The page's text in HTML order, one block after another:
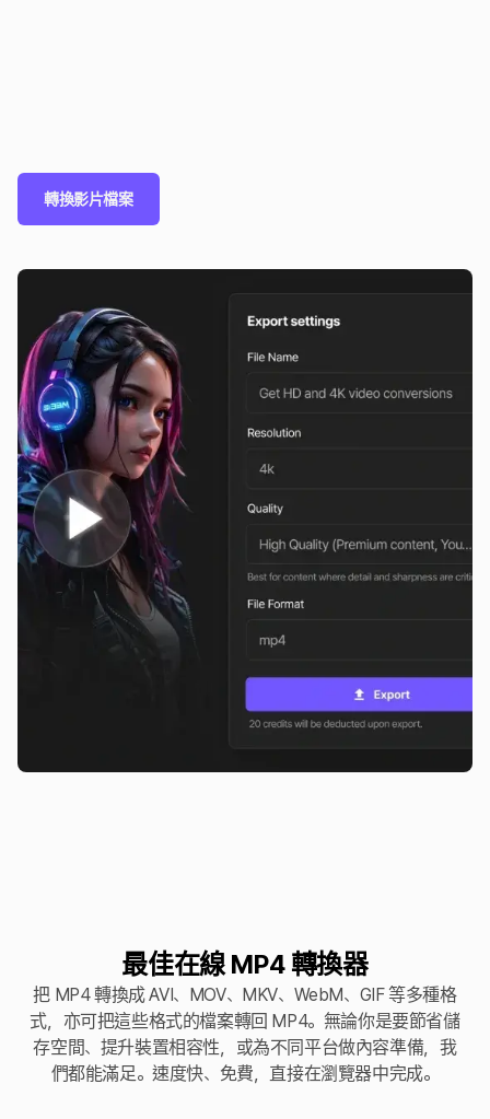
轉換影片檔案
最佳在線 MP4 轉換器
把 MP4 轉換成 AVI、MOV、MKV、WebM、GIF 等多種格
式，亦可把這些格式的檔案轉回 MP4。無論你是要節省儲
存空間、提升裝置相容性，或為不同平台做內容準備，我
們都能滿足。速度快、免費，直接在瀏覽器中完成。